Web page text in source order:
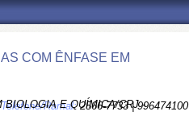
COM ÊNFASE EM
BIOLOGIA E QUÍMICA/CRJ -
Telefone/Ramal:2566-7733 | 996474100